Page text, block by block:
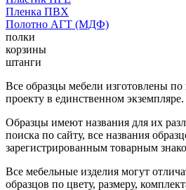
Пленка ПВХ
Полотно АГТ (МДФ)
полки
корзины
штанги
Все образцы мебели изготовлены
проекту в единственном экземпляре.
Образцы имеют названия для их
поиска по сайту, все названия
зарегистрированным товарным
Все мебельные изделия могут
образцов по цвету, размеру,